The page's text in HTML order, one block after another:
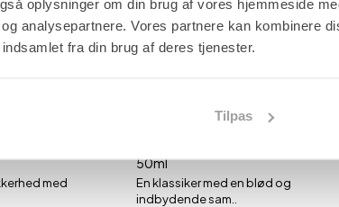
oplysninger om din brug af vores hjemmeside
analysepartnere. Vores partnere kan kombinere
fra din brug af deres tjenester.
Tilpas
med
50ml
En klassiker med en blød og
indbydende sam..